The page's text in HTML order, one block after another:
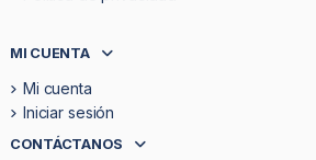
MI CUENTA
Mi cuenta
Iniciar sesión
CONTÁCTANOS